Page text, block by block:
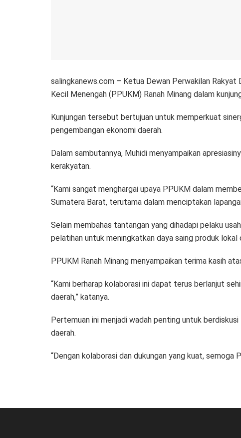
salingkanews.com – Ketua Dewan Perwakilan Rakyat
Kecil Menengah (PPUKM) Ranah Minang dalam
Kunjungan tersebut bertujuan untuk memperkuat
pengembangan ekonomi daerah.
Dalam sambutannya, Muhidi menyampaikan
kerakyatan.
“Kami sangat menghargai upaya PPUKM dalam
Sumatera Barat, terutama dalam menciptakan
Selain membahas tantangan yang dihadapi pelaku
pelatihan untuk meningkatkan daya saing produk lokal
PPUKM Ranah Minang menyampaikan terima kasih
“Kami berharap kolaborasi ini dapat terus berlanjut
daerah,” katanya.
Pertemuan ini menjadi wadah penting untuk
daerah.
“Dengan kolaborasi dan dukungan yang kuat, semoga